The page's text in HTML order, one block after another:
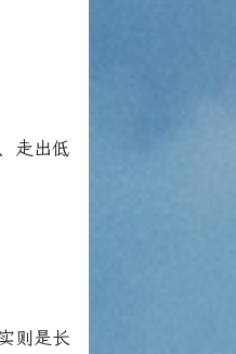
走出低
则是长